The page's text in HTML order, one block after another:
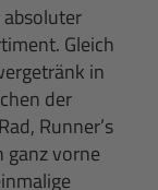
Gleich
in
der
Runner’s
vorne